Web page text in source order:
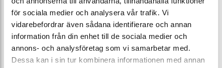
för sociala medier och analysera vår trafik. Vi
vidarebefordrar även sådana identifierare och annan
information från din enhet till de sociala medier och
annons- och analysföretag som vi samarbetar med.
Dessa kan i sin tur kombinera informationen med annan
Artikel nr* 101273
Modell Z 011-A therm
125